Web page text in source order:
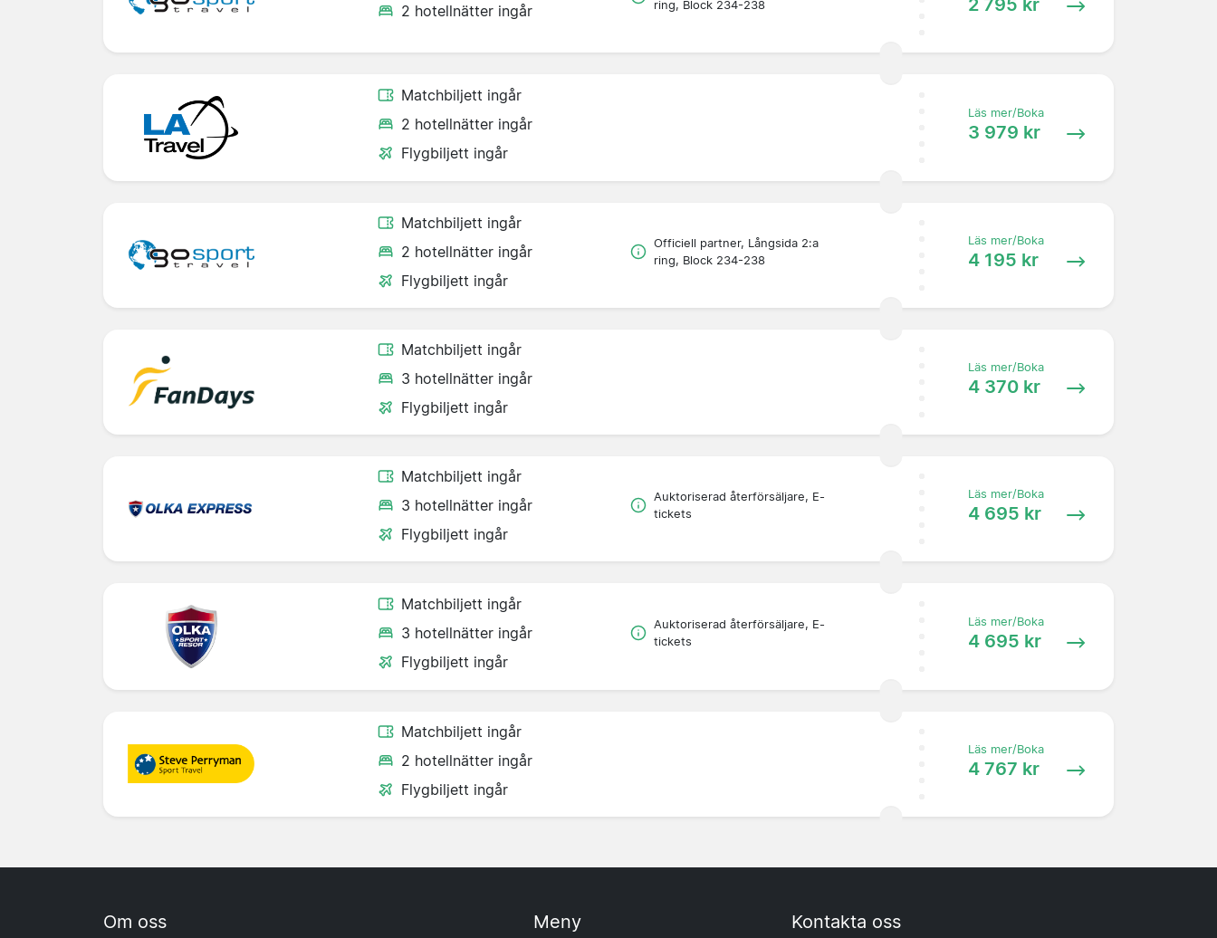
2 hotellnätter ingår
ring, Block 234-238
Matchbiljett ingår
2 hotellnätter ingår
Flygbiljett ingår
Läs mer/Boka
3 979 kr
Matchbiljett ingår
2 hotellnätter ingår
Flygbiljett ingår
Officiell partner, Långsida 2:a
ring, Block 234-238
Läs mer/Boka
4 195 kr
Matchbiljett ingår
3 hotellnätter ingår
Flygbiljett ingår
Läs mer/Boka
4 370 kr
Matchbiljett ingår
3 hotellnätter ingår
Flygbiljett ingår
Auktoriserad återförsäljare, E-
tickets
Läs mer/Boka
4 695 kr
Matchbiljett ingår
3 hotellnätter ingår
Flygbiljett ingår
Auktoriserad återförsäljare, E-
tickets
Läs mer/Boka
4 695 kr
Matchbiljett ingår
2 hotellnätter ingår
Flygbiljett ingår
Läs mer/Boka
4 767 kr
Om oss Meny Kontakta oss